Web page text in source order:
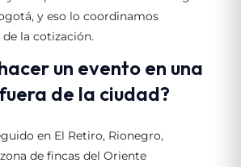
y eso lo coordinamos
la cotización.
un evento en una
de la ciudad?
en El Retiro, Rionegro,
de fincas del Oriente